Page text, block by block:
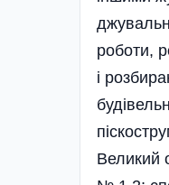
роботи,
і
Великий